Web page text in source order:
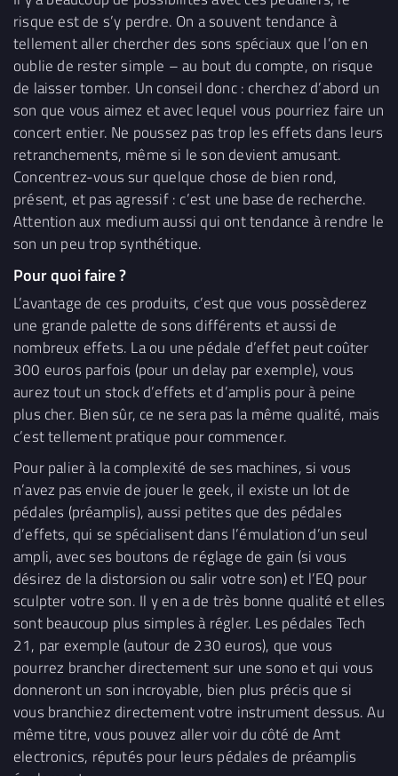
risque est de s’y perdre. On a souvent tendance à
tellement aller chercher des sons spéciaux que l’on en
oublie de rester simple – au bout du compte, on risque
de laisser tomber. Un conseil donc : cherchez d’abord un
son que vous aimez et avec lequel vous pourriez faire un
concert entier. Ne poussez pas trop les effets dans leurs
retranchements, même si le son devient amusant.
Concentrez-vous sur quelque chose de bien rond,
présent, et pas agressif : c’est une base de recherche.
Attention aux medium aussi qui ont tendance à rendre le
son un peu trop synthétique.
Pour quoi faire ?
L’avantage de ces produits, c’est que vous possèderez
une grande palette de sons différents et aussi de
nombreux effets. La ou une pédale d’effet peut coûter
300 euros parfois (pour un delay par exemple), vous
aurez tout un stock d’effets et d’amplis pour à peine
plus cher. Bien sûr, ce ne sera pas la même qualité, mais
c’est tellement pratique pour commencer.
Pour palier à la complexité de ses machines, si vous
n’avez pas envie de jouer le geek, il existe un lot de
pédales (préamplis), aussi petites que des pédales
d’effets, qui se spécialisent dans l’émulation d’un seul
ampli, avec ses boutons de réglage de gain (si vous
désirez de la distorsion ou salir votre son) et l’EQ pour
sculpter votre son. Il y en a de très bonne qualité et elles
sont beaucoup plus simples à régler. Les pédales Tech
21, par exemple (autour de 230 euros), que vous
pourrez brancher directement sur une sono et qui vous
donneront un son incroyable, bien plus précis que si
vous branchiez directement votre instrument dessus. Au
même titre, vous pouvez aller voir du côté de Amt
electronics, réputés pour leurs pédales de préamplis